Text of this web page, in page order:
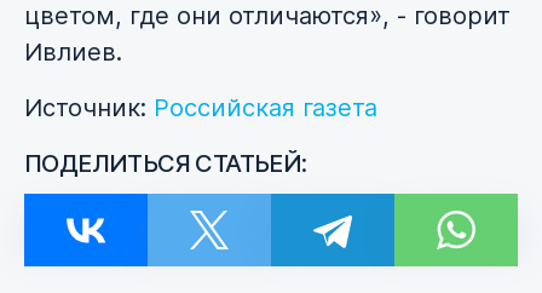
цветом, где они отличаются», - говорит
Ивлиев.
Источник: Российская газета
ПОДЕЛИТЬСЯ СТАТЬЕЙ: